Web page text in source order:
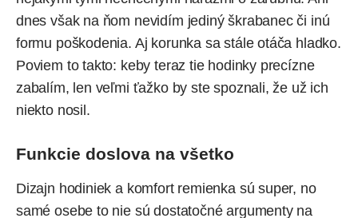
dnes však na ňom nevidím jediný škrabanec či inú
formu poškodenia. Aj korunka sa stále otáča hladko.
Poviem to takto: keby teraz tie hodinky precízne
zabalím, len veľmi ťažko by ste spoznali, že už ich
niekto nosil.
Funkcie doslova na všetko
Dizajn hodiniek a komfort remienka sú super, no
samé osebe to nie sú dostatočné argumenty na